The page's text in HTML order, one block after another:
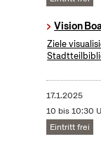
Vision
Ziele
17.1.2025
10 bis 10:30
Eintritt frei